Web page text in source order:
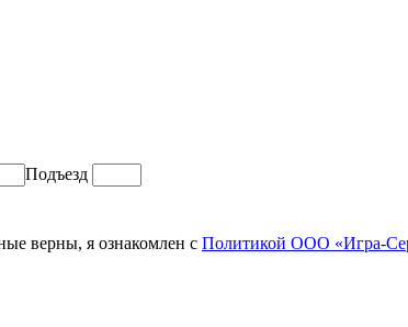
Подъезд
верны, я ознакомлен с Политикой ООО «Игра-